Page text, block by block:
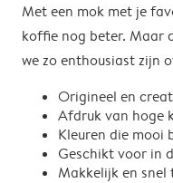
Met een mok met je
koffie nog beter. Maar
we zo enthousiast zijn
Origineel en
Afdruk van hoge
Kleuren die mooi
Geschikt voor in
Makkelijk en snel